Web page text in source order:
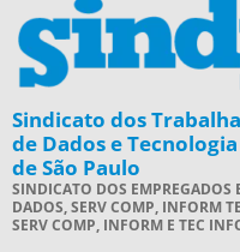
Sindicato dos
de Dados e
de São Paulo
SINDICATO DOS EMPREGADOS
DADOS, SERV COMP, INFORM
SERV COMP, INFORM E TEC